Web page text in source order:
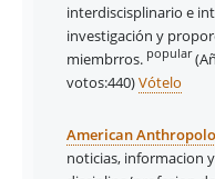
interdiscisplinario e
investigación y
miembrros. popular
votos:440)Vótelo
American
noticias, informacion